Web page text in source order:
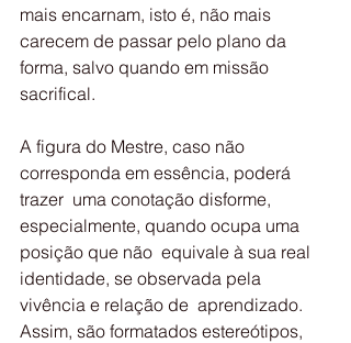
mais encarnam, isto é, não mais
carecem de passar pelo plano da
forma, salvo quando em missão
sacrifical.
A figura do Mestre, caso não
corresponda em essência, poderá
trazer  uma conotação disforme,
especialmente, quando ocupa uma
posição que não  equivale à sua real
identidade, se observada pela
vivência e relação de  aprendizado.
Assim, são formatados estereótipos,